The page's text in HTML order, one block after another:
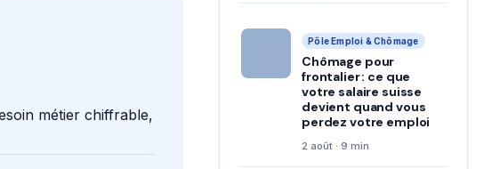
métier chiffrable,
Pôle Emploi & Chômage
Chômage pour
frontalier : ce que
votre salaire suisse
devient quand vous
perdez votre emploi
2 août · 9 min